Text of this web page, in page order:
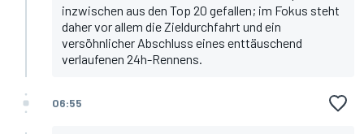
inzwischen aus den Top 20 gefallen; im Fokus steht
daher vor allem die Zieldurchfahrt und ein
versöhnlicher Abschluss eines enttäuschend
verlaufenen 24h-Rennens.
06:55